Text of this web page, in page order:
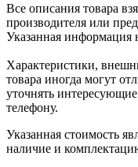
Все описания товара
производителя или
Указанная информация
Характеристики,
товара иногда могут
уточнять
телефону.
Указанная стоимость
наличие и